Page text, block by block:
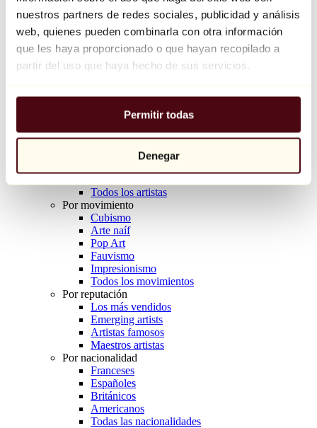
nuestros partners de redes sociales, publicidad y análisis
web, quienes pueden combinarla con otra información
que les haya proporcionado o que hayan recopilado a
partir del uso que haya hecho de sus servicios.
Permitir todas
Denegar
Balloon Dog (Orange)
Jeff Koons
10.000 €
Explorar
Todos los escultores
Todos los fotógrafos
Todos los artistas
Por movimiento
Cubismo
Arte naíf
Pop Art
Fauvismo
Impresionismo
Todos los movimientos
Por reputación
Los más vendidos
Emerging artists
Artistas famosos
Maestros artistas
Por nacionalidad
Franceses
Españoles
Británicos
Americanos
Todas las nacionalidades